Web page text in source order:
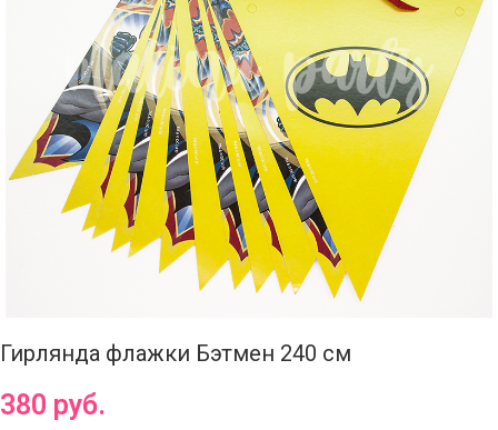
Гирлянда флажки Бэтмен 240 см
380 руб.